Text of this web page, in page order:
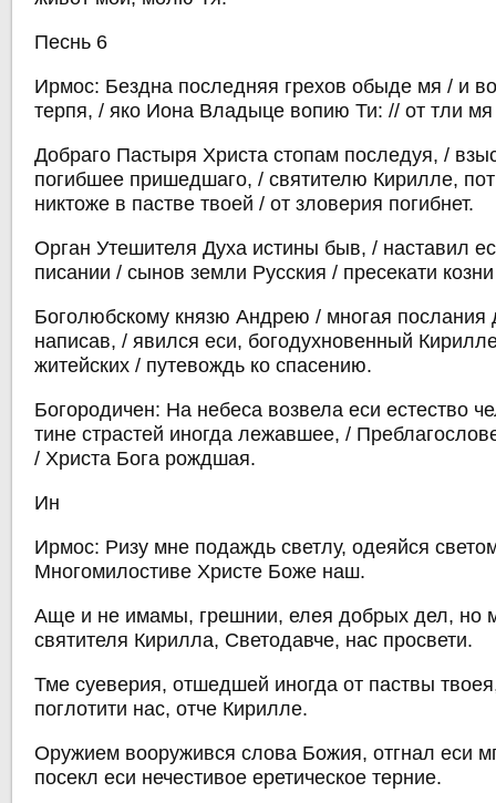
Песнь 6
Ирмос: Бездна последняя грехов обыде мя / и
терпя, / яко Иона Владыце вопию Ти: // от тли мя
Добраго Пастыря Христа стопам последуя, /
погибшее пришедшаго, / святителю Кирилле,
никтоже в пастве твоей / от зловерия погибнет.
Орган Утешителя Духа истины быв, / наставил
писании / сынов земли Русския / пресекати
Боголюбскому князю Андрею / многая послания
написав, / явился еси, богодухновенный
житейских / путевождь ко спасению.
Богородичен: На небеса возвела еси естество
тине страстей иногда лежавшее, /
/ Христа Бога рождшая.
Ин
Ирмос: Ризу мне подаждь светлу, одеяйся
Многомилостиве Христе Боже наш.
Аще и не имамы, грешнии, елея добрых дел, но
святителя Кирилла, Светодавче, нас просвети.
Тме суеверия, отшедшей иногда от паствы
поглотити нас, отче Кирилле.
Оружием вооружився слова Божия, отгнал еси
посекл еси нечестивое еретическое терние.